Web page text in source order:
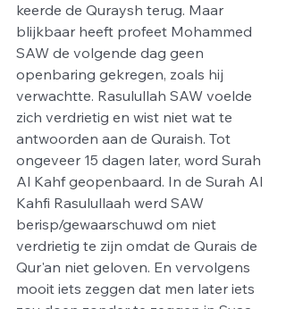
keerde de Quraysh terug. Maar
blijkbaar heeft profeet Mohammed
SAW de volgende dag geen
openbaring gekregen, zoals hij
verwachtte. Rasulullah SAW voelde
zich verdrietig en wist niet wat te
antwoorden aan de Quraish. Tot
ongeveer 15 dagen later, word Surah
Al Kahf geopenbaard. In de Surah Al
Kahfi Rasulullaah werd SAW
berisp/gewaarschuwd om niet
verdrietig te zijn omdat de Qurais de
Qur'an niet geloven. En vervolgens
mooit iets zeggen dat men later iets